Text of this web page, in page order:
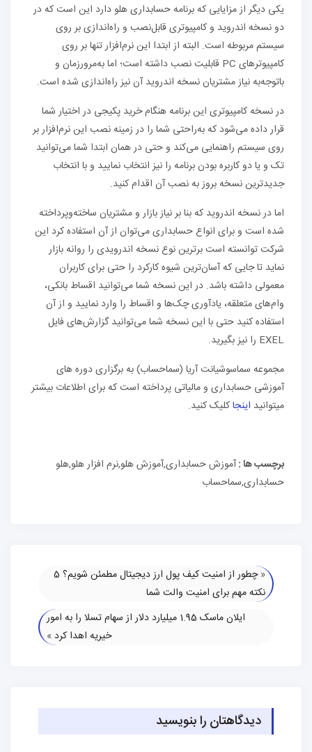
یکی دیگر از مزایایی که برنامه حسابداری هلو دارد این است که در
دو نسخه اندروید و کامپیوتری قابل‌نصب و راه‌اندازی بر روی
سیستم مربوطه است. البته از ابتدا این نرم‌افزار تنها بر روی
کامپیوترهای PC قابلیت نصب داشته است؛ اما به‌مرورزمان و
باتوجه‌به نیاز مشتریان نسخه اندروید آن نیز راه‌اندازی شده است.
در نسخه کامپیوتری این برنامه هنگام خرید پکیجی در اختیار شما
قرار داده می‌شود که به‌راحتی شما را در زمینه نصب این نرم‌افزار بر
روی سیستم راهنمایی می‌کند و حتی در همان ابتدا شما می‌توانید
تک و یا دو کاربره بودن برنامه را نیز انتخاب نمایید و با انتخاب
جدیدترین نسخه بروز به نصب آن اقدام کنید.
اما در نسخه اندروید که بنا بر نیاز بازار و مشتریان ساخته‌وپرداخته
شده است و برای انواع حسابداری می‌توان از آن استفاده کرد این
شرکت توانسته است برترین نوع نسخه اندرویدی را روانه بازار
نماید تا جایی که آسان‌ترین شیوه کارکرد را حتی برای کاربران
معمولی داشته باشد. در این نسخه شما می‌توانید اقساط بانکی،
وام‌های متعلقه، یادآوری چک‌ها و اقساط را وارد نمایید و از آن
استفاده کنید حتی با این نسخه شما می‌توانید گزارش‌های فایل
EXEL را نیز بگیرید.
مجموعه سماسوشیانت آریا (سماحساب) به برگزاری دوره های
آموزشی حسابداری و مالیاتی پرداخته است که برای اطلاعات بیشتر
میتوانید اینجاکلیک کنید.
برچسب ها :آموزش حسابداری,آموزش هلو,نرم افزار هلو,هلو
حسابداری,سماحساب
«
چطور از امنیت کیف پول ارز دیجیتال مطمئن شویم؟ 5
نکته مهم برای امنیت والت شما
ایلان ماسک 1.95 میلیارد دلار از سهام تسلا را به امور
خیریه اهدا کرد»
دیدگاهتان را بنویسید